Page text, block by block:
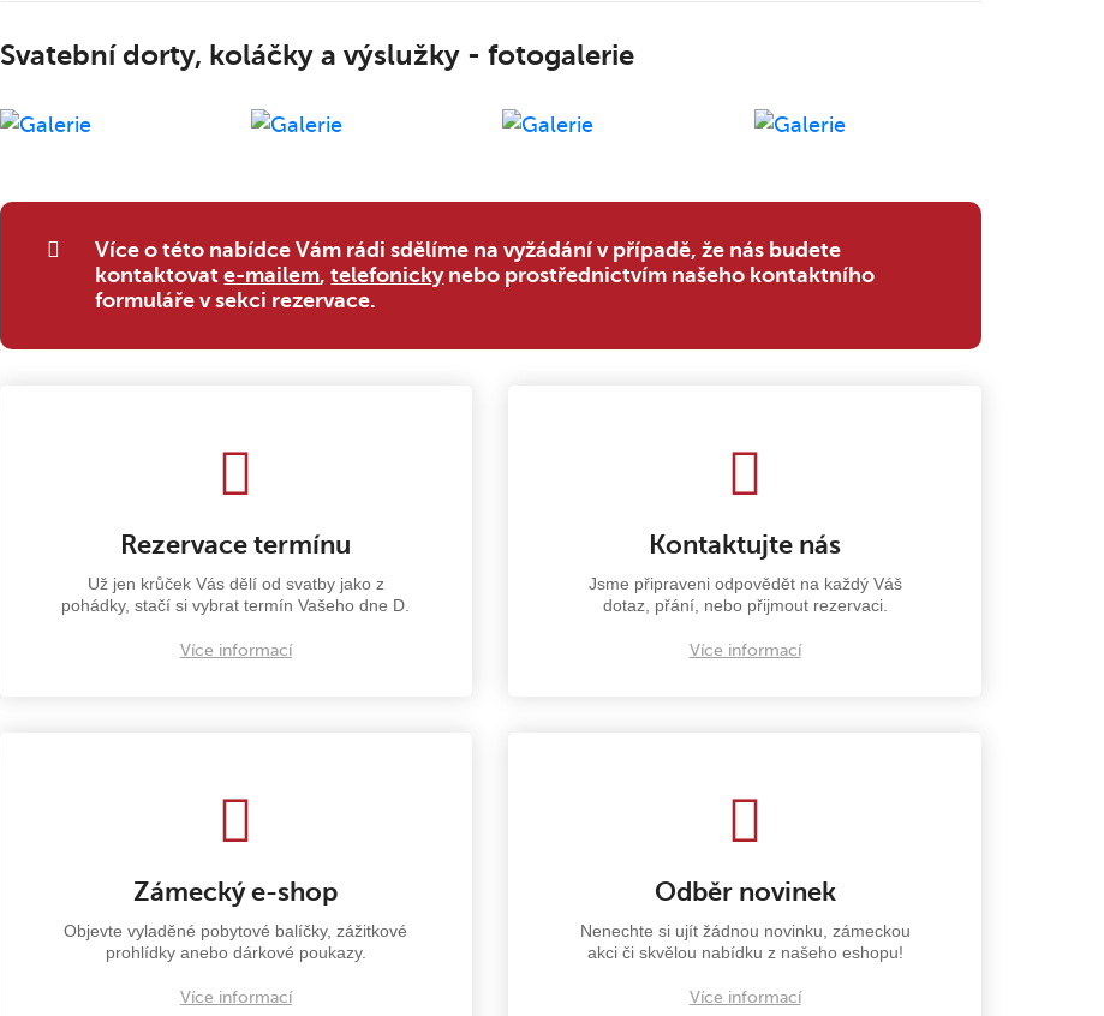
Svatební dorty, koláčky a výslužky - fotogalerie
Více o této nabídce Vám rádi sdělíme na vyžádání v případě, že nás budete
kontaktovate-mailem,telefonickynebo prostřednictvím našeho kontaktního
formuláře v sekci rezervace.
Rezervace termínu
Už jen krůček Vás dělí od svatby jako z
pohádky, stačí si vybrat termín Vašeho dne D.
Více informací
Kontaktujte nás
Jsme připraveni odpovědět na každý Váš
dotaz, přání, nebo přijmout rezervaci.
Více informací
Zámecký e-shop
Objevte vyladěné pobytové balíčky, zážitkové
prohlídky anebo dárkové poukazy.
Více informací
Odběr novinek
Nenechte si ujít žádnou novinku, zámeckou
akci či skvělou nabídku z našeho eshopu!
Více informací